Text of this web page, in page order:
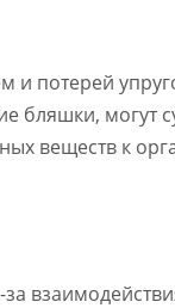
и потерей
бляшки, могут
веществ к